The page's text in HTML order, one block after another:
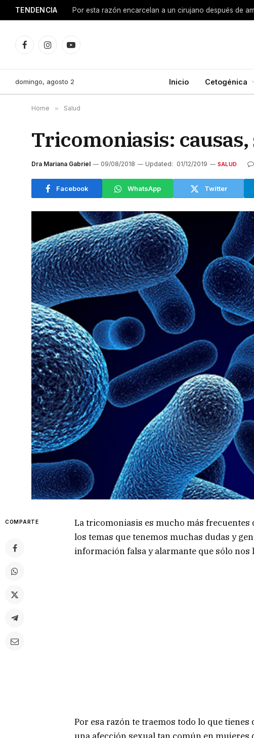
TENDENCIA
FacebookInstagramYouTube
domingo, agosto 2 Inicio Cetogénica
Home » Salud
Tricomoniasis:
Dra Mariana Gabriel 09/08/2018 Updated: 01/12/2019 SALUD
Facebook WhatsApp Twitter
COMPARTE
La tricomoniasis es mucho más frecuentes
los temas que tenemos muchas dudas y
información falsa y alarmante que sólo nos
Por esa razón te traemos todo lo que